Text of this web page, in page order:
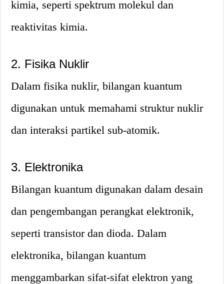
kimia, seperti spektrum molekul dan
reaktivitas kimia.
2. Fisika Nuklir
Dalam fisika nuklir, bilangan kuantum
digunakan untuk memahami struktur nuklir
dan interaksi partikel sub-atomik.
3. Elektronika
Bilangan kuantum digunakan dalam desain
dan pengembangan perangkat elektronik,
seperti transistor dan dioda. Dalam
elektronika, bilangan kuantum
menggambarkan sifat-sifat elektron yang